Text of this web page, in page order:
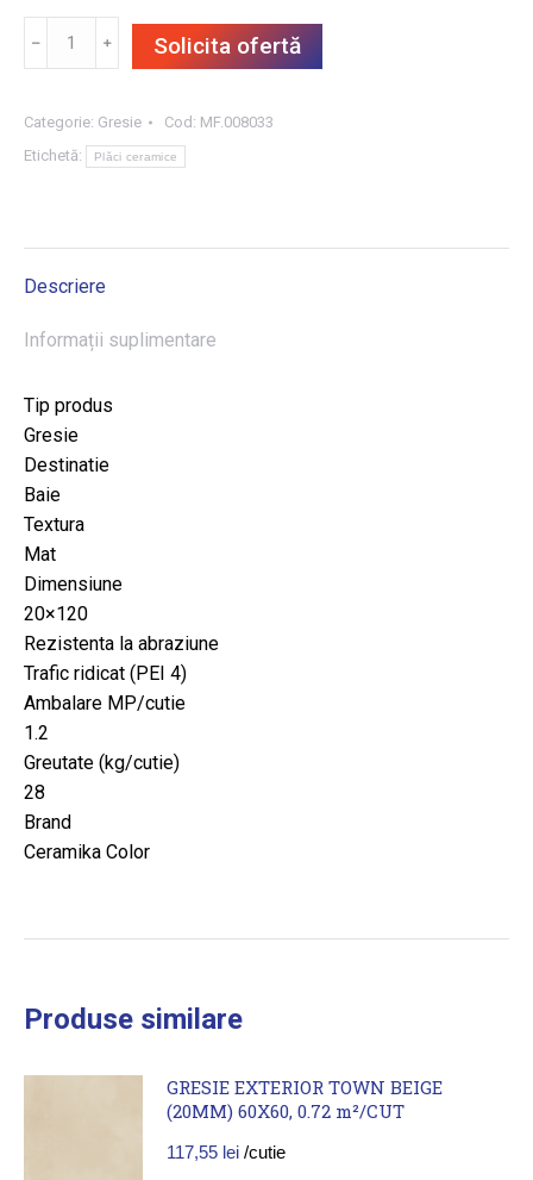
Cantitate
ESSENCE
NATURAL
﹣ ﹢ Solicita ofertă
Categorie: Gresie Cod: MF.008033
Etichetă:
Plăci ceramice
Descriere
Informații suplimentare
Tip produs
Gresie
Destinatie
Baie
Textura
Mat
Dimensiune
20×120
Rezistenta la abraziune
Trafic ridicat (PEI 4)
Ambalare MP/cutie
1.2
Greutate (kg/cutie)
28
Brand
Ceramika Color
Produse similare
GRESIE EXTERIOR TOWN BEIGE
(20MM) 60X60, 0.72 m²/CUT
117,55 lei /cutie